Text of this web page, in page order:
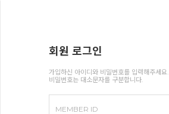
회원 로그인
가입하신 아이디와 비밀번호를 입력해주세요.
비밀번호는 대소문자를 구분합니다.
MEMBER ID